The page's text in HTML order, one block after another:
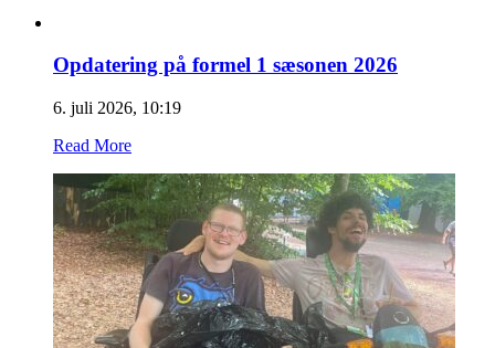
Opdatering på formel 1 sæsonen 2026
6. juli 2026, 10:19
Read More